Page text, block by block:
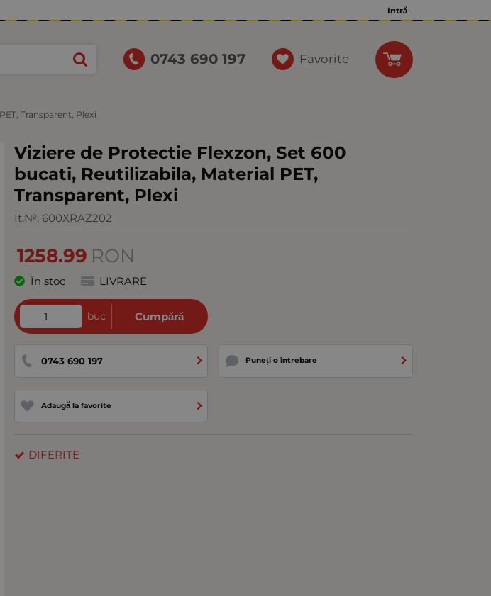
Intră
0743 690 197 Favorite
Transparent, Plexi
Viziere de Protectie Flexzon, Set 600
bucati, Reutilizabila, Material PET,
Transparent, Plexi
It.№: 600XRAZ202
1258.99 RON
În stoc LIVRARE
buc Cumpără
0743 690 197 Puneți o întrebare
Adaugă la favorite
DIFERITE